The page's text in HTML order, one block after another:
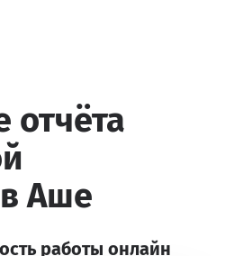
отчёта
Аше
работы онлайн